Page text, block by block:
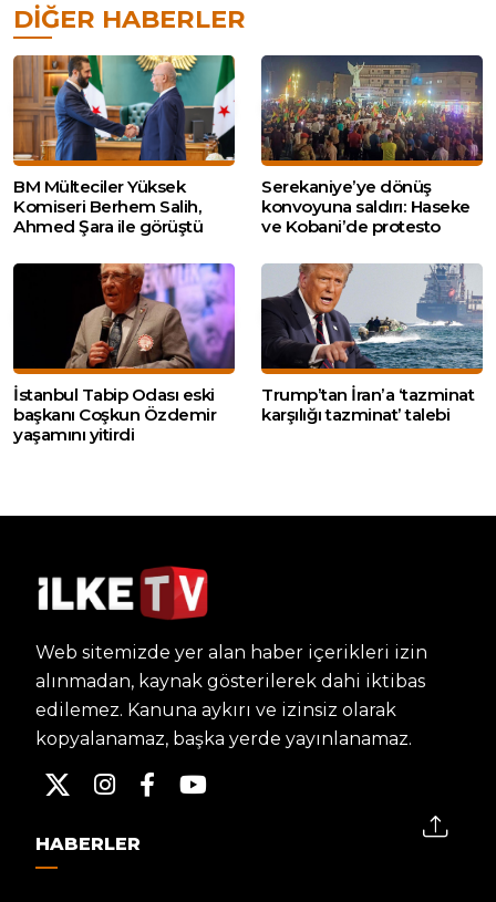
DIĞER HABERLER
BM Mülteciler Yüksek
Komiseri Berhem Salih,
Ahmed Şara ile görüştü
Serekaniye’ye dönüş
konvoyuna saldırı: Haseke
ve Kobani’de protesto
İstanbul Tabip Odası eski
başkanı Coşkun Özdemir
yaşamını yitirdi
Trump’tan İran’a ‘tazminat
karşılığı tazminat’ talebi
Web sitemizde yer alan haber içerikleri izin
alınmadan, kaynak gösterilerek dahi iktibas
edilemez. Kanuna aykırı ve izinsiz olarak
kopyalanamaz, başka yerde yayınlanamaz.
HABERLER